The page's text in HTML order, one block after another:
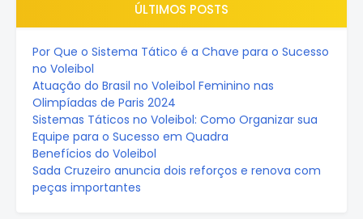
ÚLTIMOS POSTS
Por Que o Sistema Tático é a Chave para o Sucesso
no Voleibol
Atuação do Brasil no Voleibol Feminino nas
Olimpíadas de Paris 2024
Sistemas Táticos no Voleibol: Como Organizar sua
Equipe para o Sucesso em Quadra
Benefícios do Voleibol
Sada Cruzeiro anuncia dois reforços e renova com
peças importantes